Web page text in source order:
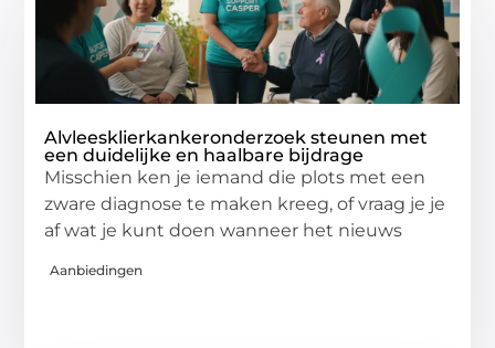
Alvleesklierkankeronderzoek steunen met
een duidelijke en haalbare bijdrage
Misschien ken je iemand die plots met een
zware diagnose te maken kreeg, of vraag je je
af wat je kunt doen wanneer het nieuws
Aanbiedingen